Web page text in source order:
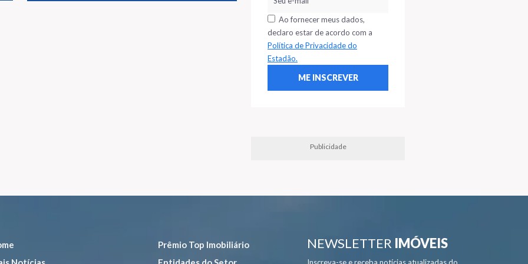
Ao fornecer meus dados,
declaro estar de acordo com a
Política de Privacidade do
Estadão.
Publicidade
Prêmio Top Imobiliário
NEWSLETTER IMÓVEIS